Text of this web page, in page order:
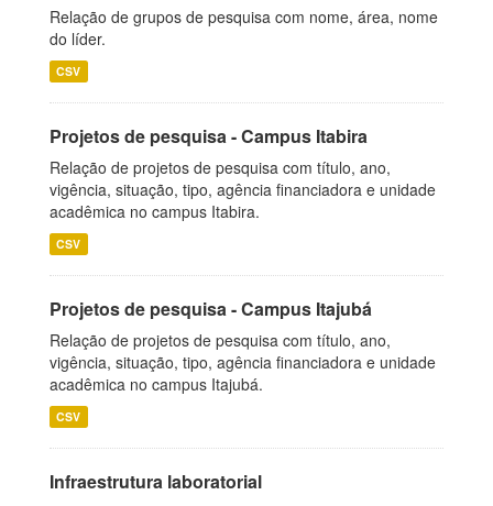
Relação de grupos de pesquisa com nome, área, nome
do líder.
CSV
Projetos de pesquisa - Campus Itabira
Relação de projetos de pesquisa com título, ano,
vigência, situação, tipo, agência financiadora e unidade
acadêmica no campus Itabira.
CSV
Projetos de pesquisa - Campus Itajubá
Relação de projetos de pesquisa com título, ano,
vigência, situação, tipo, agência financiadora e unidade
acadêmica no campus Itajubá.
CSV
Infraestrutura laboratorial